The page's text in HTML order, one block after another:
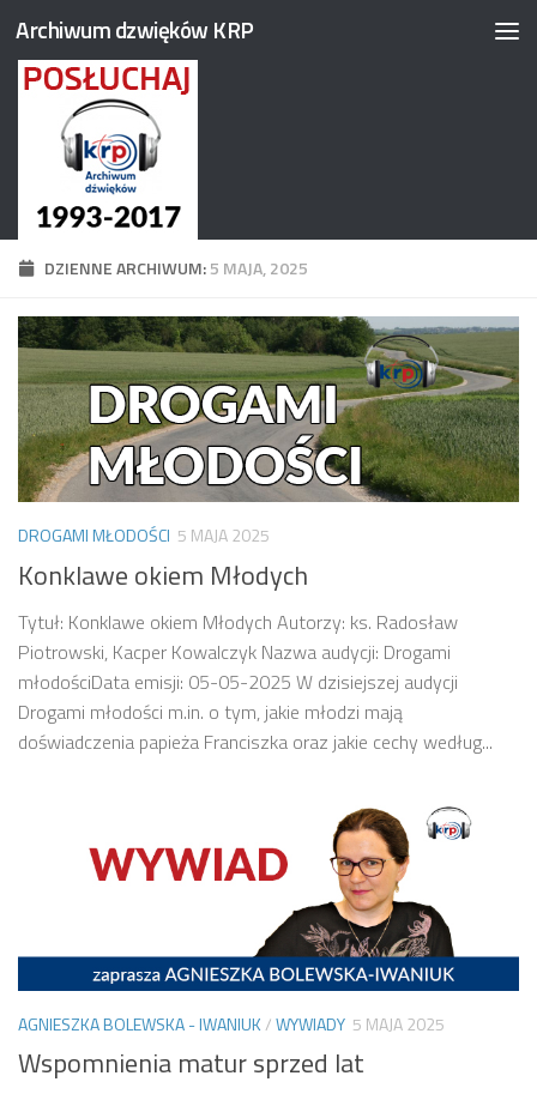
Przejdź do treści
Archiwum dzwięków KRP
DZIENNE ARCHIWUM:5 MAJA, 2025
DROGAMI MŁODOŚCI 5 MAJA 2025
Konklawe okiem Młodych
Tytuł: Konklawe okiem Młodych Autorzy: ks. Radosław
Piotrowski, Kacper Kowalczyk Nazwa audycji: Drogami
młodościData emisji: 05-05-2025 W dzisiejszej audycji
Drogami młodości m.in. o tym, jakie młodzi mają
doświadczenia papieża Franciszka oraz jakie cechy według...
AGNIESZKA BOLEWSKA - IWANIUK/WYWIADY 5 MAJA 2025
Wspomnienia matur sprzed lat